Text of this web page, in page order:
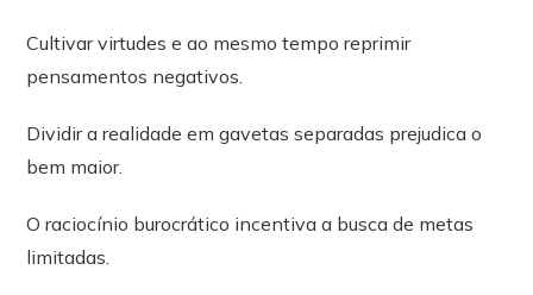
Cultivar virtudes e ao mesmo tempo reprimir
pensamentos negativos.
Dividir a realidade em gavetas separadas prejudica o
bem maior.
O raciocínio burocrático incentiva a busca de metas
limitadas.